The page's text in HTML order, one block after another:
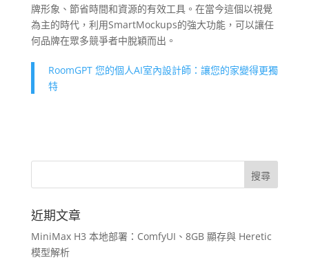
牌形象、節省時間和資源的有效工具。在當今這個以視覺
為主的時代，利用SmartMockups的強大功能，可以讓任
何品牌在眾多競爭者中脫穎而出。
RoomGPT 您的個人AI室內設計師：讓您的家變得更獨
特
近期文章
MiniMax H3 本地部署：ComfyUI、8GB 顯存與 Heretic
模型解析